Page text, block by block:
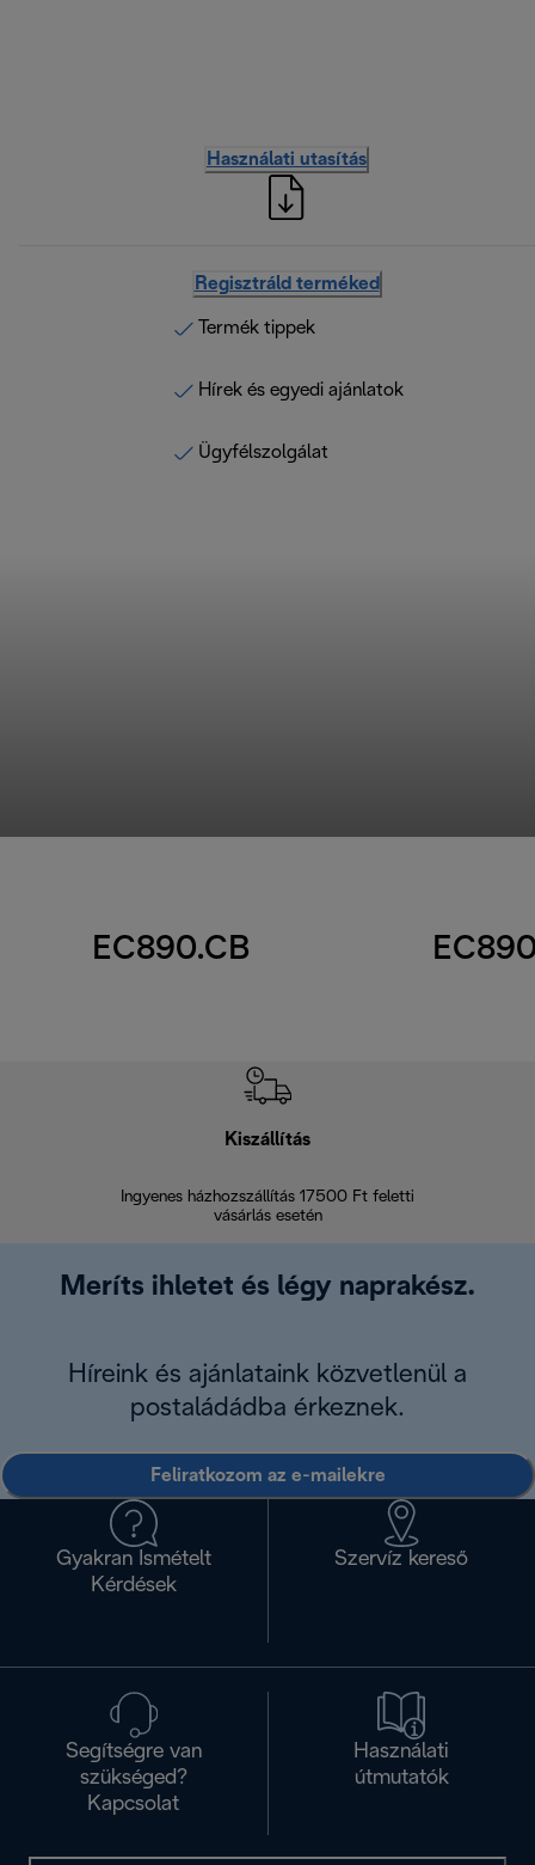
Használati utasítás
Regisztráld terméked
Termék tippek
Hírek és egyedi ajánlatok
Ügyfélszolgálat
EC890.CB
Kiszállítás
Ingyenes házhozszállítás 17500 Ft feletti
vásárlás esetén
Meríts ihletet és légy naprakész.
Híreink és ajánlataink közvetlenül a
postaládádba érkeznek.
Feliratkozom az e-mailekre
Gyakran Ismételt
Kérdések
Szervíz kereső
Segítségre van
szükséged?
Kapcsolat
Használati
útmutatók